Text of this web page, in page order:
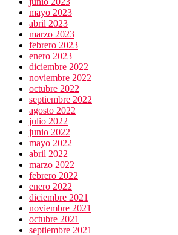
mayo 2023
abril 2023
marzo 2023
febrero 2023
enero 2023
diciembre 2022
noviembre 2022
octubre 2022
septiembre 2022
agosto 2022
julio 2022
junio 2022
mayo 2022
abril 2022
marzo 2022
febrero 2022
enero 2022
diciembre 2021
noviembre 2021
octubre 2021
septiembre 2021